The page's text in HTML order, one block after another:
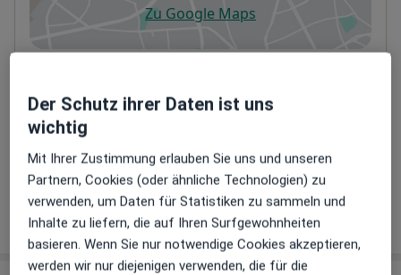
Zu Google Mapsöffnet in einer neuen
Telefonnummer
04421 98...Telefonnummer anzeigen
Mehr Details anzeigen
über die Adresse
Der Schutz ihrer Daten ist uns
wichtig
Mit Ihrer Zustimmung erlauben Sie uns und unseren
Partnern, Cookies (oder ähnliche Technologien) zu
verwenden, um Daten für Statistiken zu sammeln und
Inhalte zu liefern, die auf Ihren Surfgewohnheiten
basieren. Wenn Sie nur notwendige Cookies akzeptieren,
werden wir nur diejenigen verwenden, die für die